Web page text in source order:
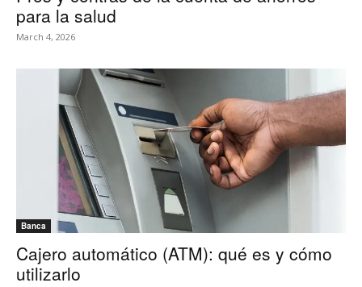
para la salud
March 4, 2026
Banca
Cajero automático (ATM): qué es y cómo
utilizarlo